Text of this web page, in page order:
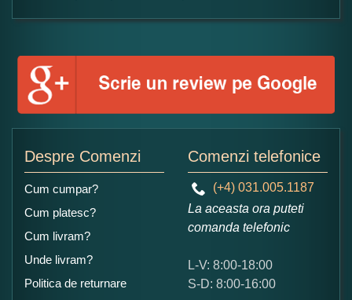
Formular pareri client
Numele dumneavoastra:
Ce nota acordati acestui produs?
5
Despre Comenzi
Cum cumpar?
Cum platesc?
Cum livram?
Unde livram?
Politica de returnare
Comenzi telefonice
(+4) 031.005.1187
La aceasta ora puteti
comanda telefonic
L-V: 8:00-18:00
S-D: 8:00-16:00